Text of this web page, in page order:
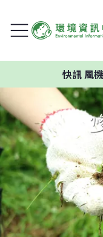
風機離聚落